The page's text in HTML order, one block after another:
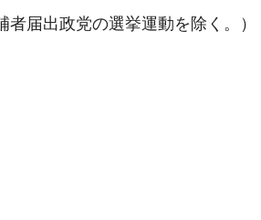
届出政党の選挙運動を除く。）